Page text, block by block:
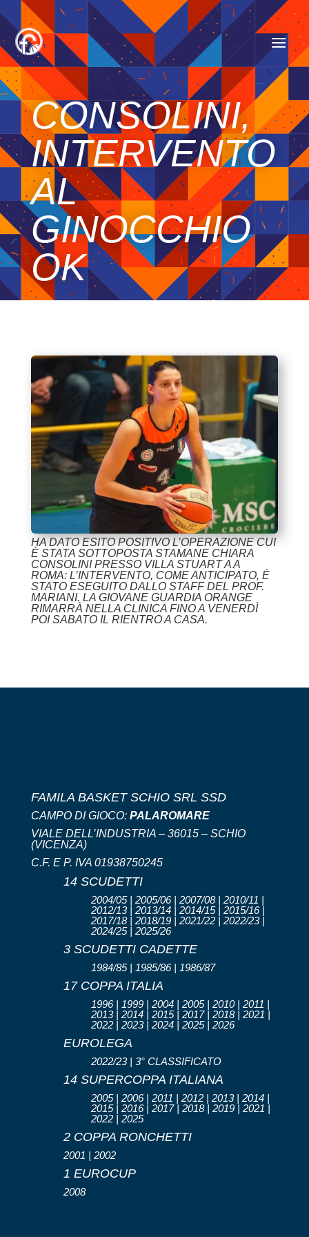
CONSOLINI,
INTERVENTO
AL
GINOCCHIO
OK
HA DATO ESITO POSITIVO L’OPERAZIONE CUI
È STATA SOTTOPOSTA STAMANE CHIARA
CONSOLINI PRESSO VILLA STUART A A
ROMA: L’INTERVENTO, COME ANTICIPATO, È
STATO ESEGUITO DALLO STAFF DEL PROF.
MARIANI. LA GIOVANE GUARDIA ORANGE
RIMARRÀ NELLA CLINICA FINO A VENERDÌ
POI SABATO IL RIENTRO A CASA.
FAMILA BASKET SCHIO SRL SSD
CAMPO DI GIOCO: PALAROMARE
VIALE DELL’INDUSTRIA – 36015 – SCHIO
(VICENZA)
C.F. E P. IVA 01938750245
14 SCUDETTI
2004/05 | 2005/06 | 2007/08 | 2010/11 |
2012/13 | 2013/14 | 2014/15 | 2015/16 |
2017/18 | 2018/19 | 2021/22 | 2022/23 |
2024/25 | 2025/26
3 SCUDETTI CADETTE
1984/85 | 1985/86 | 1986/87
17 COPPA ITALIA
1996 | 1999 | 2004 | 2005 | 2010 | 2011 |
2013 | 2014 | 2015 | 2017 | 2018 | 2021 |
2022 | 2023 | 2024 | 2025 | 2026
EUROLEGA
2022/23 | 3° CLASSIFICATO
14 SUPERCOPPA ITALIANA
2005 | 2006 | 2011 | 2012 | 2013 | 2014 |
2015 | 2016 | 2017 | 2018 | 2019 | 2021 |
2022 | 2025
2 COPPA RONCHETTI
2001 | 2002
1 EUROCUP
2008